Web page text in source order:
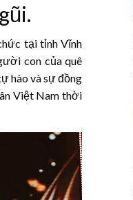
tại tỉnh Vĩnh
con của quê
hào và sự đồng
Việt Nam thời